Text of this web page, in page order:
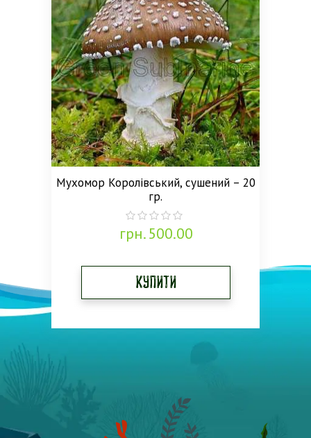
Мухомор Королівський, сушений – 20
гр.
0
out
грн.500.00
Купити